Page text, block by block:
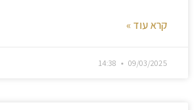
קרא עוד »
09/03/2025